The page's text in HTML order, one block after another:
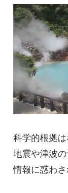
科学的根拠
地震や津波
情報に惑わさ